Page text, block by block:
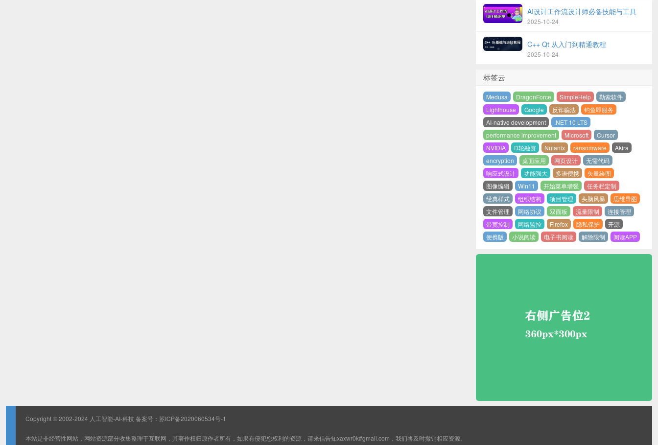
AI设计工作流设计师必备技能与工具
2025-10-24
C++ Qt 从入门到精通教程
2025-10-24
标签云
Medusa DragonForce SimpleHelp
勒索软件
Lighthouse
Google 反诈骗法
钓鱼即服务
AI-native development
.NET 10 LTS
performance improvement
Microsoft
Cursor
NVIDIA
D轮融资 Nutanix ransomware
Akira
encryption
桌面应用 网页设计
无需代码
响应式设计
功能强大 多语便携
矢量绘图
图像编辑
Win11 开始菜单增强
任务栏定制
经典样式
组织结构 项目管理 头脑风暴
思维导图
文件管理
网络协议 双面板 流量限制
连接管理
带宽控制
网络监控 Firefox 隐私保护
开源
便携版
小说阅读 电子书阅读 解除限制 阅读APP
Copyright © 2002-2024 人工智能-AI-科技 备案号： 苏ICP备2020060534号-1
本站是非经营性网站，网站资源部分收集整理于互联网，其著作权归原作者所有，如果有侵犯您权利的资源，请来信告知xaxwr0k#gmail.com，我们将及时撤销相应资源。